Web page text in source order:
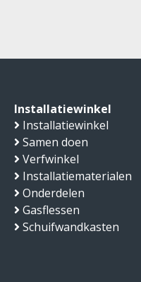
Installatiewinkel
Installatiewinkel
Samen doen
Verfwinkel
Installatiematerialen
Onderdelen
Gasflessen
Schuifwandkasten